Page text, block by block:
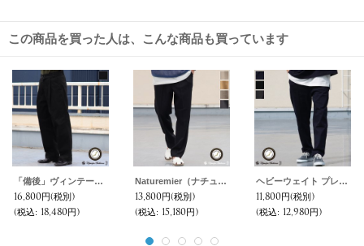
この商品を買った人は、こんな商品も買っています
「備後」ヴィンテージ フレンチドリル 1タックバレルパンツ【MADE IN JAPAN】『日本製』【送料無料】/ Upscape Audience
16,800円(税別)
(税込: 18,480円)
Naturemier（ナチュレミア）TECH レトロヘリンボン 2タック イージー テーパードパンツ【MADE IN JAPAN】『日本製』【送料無料】/ Upscape Audience
13,800円(税別)
(税込: 15,180円)
ヘビーウェイト プレーティング天竺（11オンス）2タック センタープリーツ イージーパンツ【MADE IN JAPAN】『日本製』【送料無料】/ Upscape Audience
11,800円(税別)
(税込: 12,980円)